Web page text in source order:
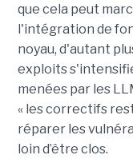
que cela peut
l'intégration de
noyau, d'autant
exploits
menées par les
« les correctifs
réparer les
loin d’être clos.